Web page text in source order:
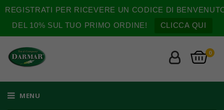
REGISTRATI PER RICEVERE UN CODICE DI
DEL 10% SUL TUO PRIMO ORDINE!
CLICCA QUI
0
MENU